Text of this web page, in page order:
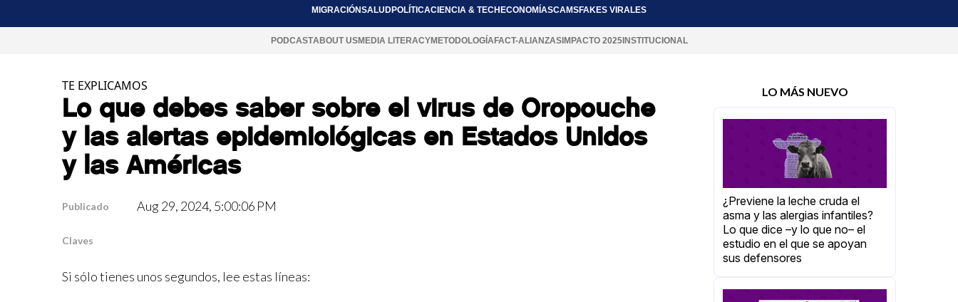
MIGRACIÓNSALUDPOLÍTICACIENCIA & TECH ECONOMÍASCAMSFAKES VIRALES
PODCASTABOUT USMEDIA LITERACYMETODOLOGÍA FACT-ALIANZASIMPACTO 2025INSTITUCIONAL
TE EXPLICAMOS
Lo que debes saber sobre el virus de Oropouche
y las alertas epidemiológicas en Estados Unidos
y las Américas
Publicado Aug 29, 2024, 5:00:06 PM
Claves
Si sólo tienes unos segundos, lee estas líneas:
LO MÁS NUEVO
¿Previene la leche cruda el
asma y las alergias infantiles?
Lo que dice –y lo que no– el
estudio en el que se apoyan
sus defensores